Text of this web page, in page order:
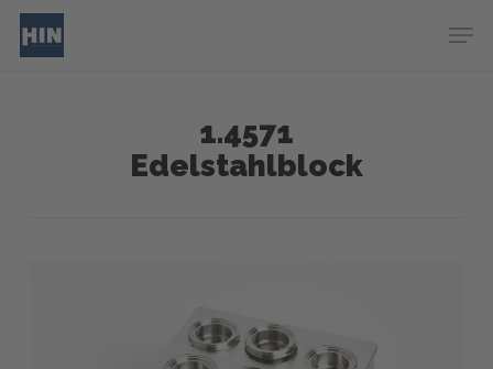
Skip
1.4571
Edelstahlblock